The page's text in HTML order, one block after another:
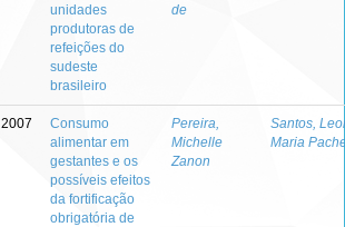
unidades
produtoras de
refeições do
sudeste
brasileiro
de
2007
Consumo
alimentar em
gestantes e os
possíveis efeitos
da fortificação
obrigatória de
Pereira,
Michelle
Zanon
Santos,
Maria